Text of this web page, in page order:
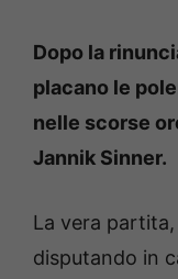
Dopo la
placano le
nelle scorse
Jannik Sinner.
La vera
disputando in